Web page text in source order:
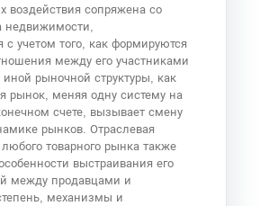
воздействия сопряжена со
недвижимости,
учетом того, как формируются
между его участниками
рыночной структуры, как
рынок, меняя одну систему на
счете, вызывает смену
рынков. Отраслевая
товарного рынка также
выстраивания его
между продавцами и
механизмы и